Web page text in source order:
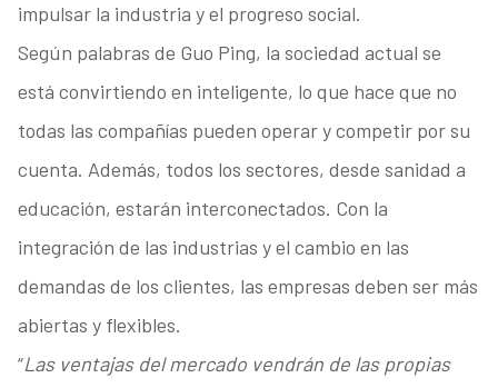
impulsar la industria y el progreso social.
Según palabras de Guo Ping, la sociedad actual se
está convirtiendo en inteligente, lo que hace que no
todas las compañías pueden operar y competir por su
cuenta. Además, todos los sectores, desde sanidad a
educación, estarán interconectados. Con la
integración de las industrias y el cambio en las
demandas de los clientes, las empresas deben ser más
abiertas y flexibles.
“Las ventajas del mercado vendrán de las propias